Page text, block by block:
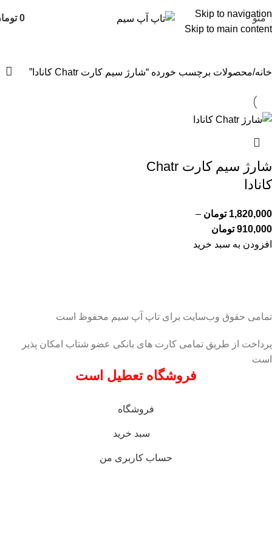
Skip to navigation
Skip to main content
منو 0
خانه محصولات برچسب خورده “شارژ سیم کارت Chatr کانادا”
شارژ سیم کارت Chatr
کانادا
1,820,000 تومان –
910,000 تومان
افزودن به سبد خرید
تمامی حقوق وب‌سایت برای تاپ آپ سیم محفوظ است
پرداخت از طریق تمامی کارت های بانکی عضو شتاب امکان پذیر
است
فروشگاه تعطیل است
فروشگاه
سبد خرید
حساب کاربری من